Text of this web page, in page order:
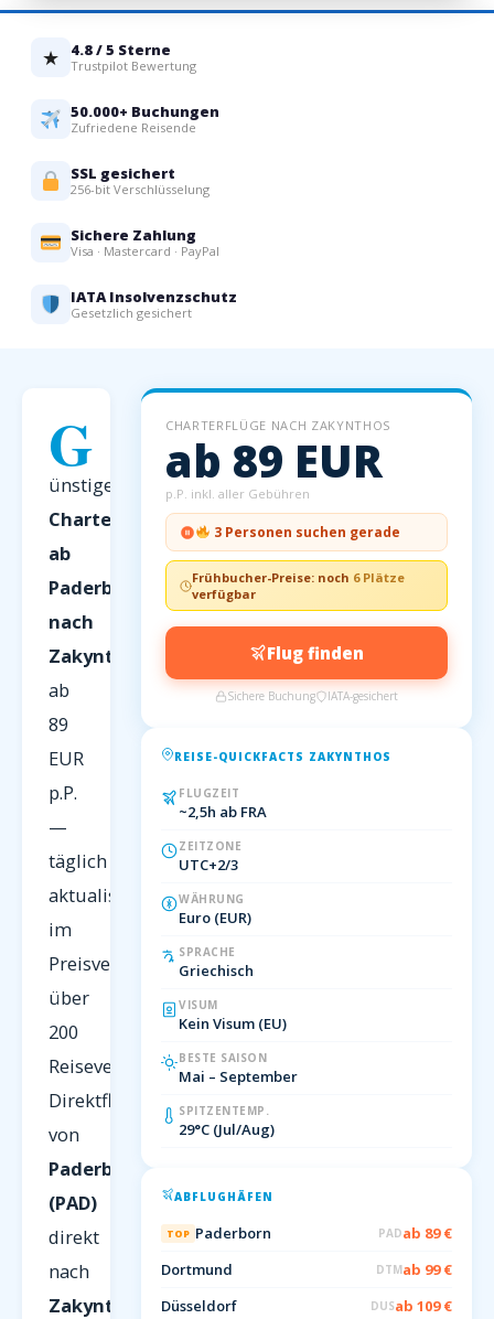
★ 4.8 / 5 Sterne
Trustpilot Bewertung
50.000+ Buchungen
Zufriedene Reisende
SSL gesichert
256-bit Verschlüsselung
Sichere Zahlung
Visa · Mastercard · PayPal
IATA Insolvenzschutz
Gesetzlich gesichert
G
ünstige
Charterflüge
ab
Paderborn
nach
Zakynthos
ab
89
EUR
p.P.
—
täglich
aktualisiert
im
Preisvergleich
über
200
Reiseveranstalter.
Direktflug
von
Paderborn
(PAD)
direkt
nach
Zakynthos
CHARTERFLÜGE NACH ZAKYNTHOS
ab 89 EUR
p.P. inkl. aller Gebühren
3 Personen suchen gerade
Frühbucher-Preise: noch 6 Plätze
verfügbar
Flug finden
Sichere Buchung IATA-gesichert
REISE-QUICKFACTS ZAKYNTHOS
FLUGZEIT
~2,5h ab FRA
ZEITZONE
UTC+2/3
WÄHRUNG
Euro (EUR)
SPRACHE
Griechisch
VISUM
Kein Visum (EU)
BESTE SAISON
Mai – September
SPITZENTEMP.
29°C (Jul/Aug)
ABFLUGHÄFEN
TOP Paderborn PADab 89 €
Dortmund
DTMab 99 €
Düsseldorf
DUSab 109 €